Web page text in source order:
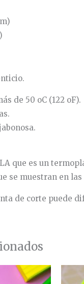
de 50 oC (122 oF).
que es un
se muestran en
de corte puede